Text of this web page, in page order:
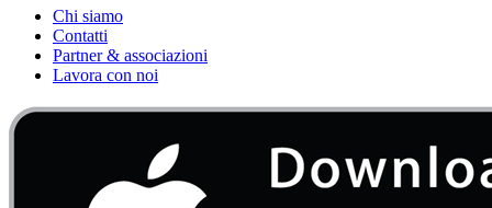
Chi siamo
Contatti
Partner & associazioni
Lavora con noi